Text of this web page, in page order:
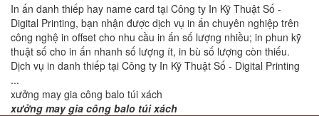
In ấn danh thiếp hay name card tại Công ty In Kỹ Thuật Số -
Digital Printing, bạn nhận được dịch vụ in ấn chuyên nghiệp trên
công nghệ in offset cho nhu cầu in ấn số lượng nhiều; in phun kỹ
thuật số cho in ấn nhanh số lượng ít, in bù số lượng còn thiếu.
Dịch vụ in danh thiếp tại Công ty In Kỹ Thuật Số - Digital Printing
...
xưởng may gia công balo túi xách
xưởng may gia công balo túi xách